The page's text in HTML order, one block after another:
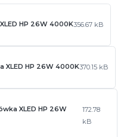
HP 26W 4000K356.67 kB
XLED HP 26W 4000K370.15 kB
XLED HP 26W
172.78
kB